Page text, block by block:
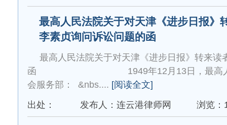
最高人民法院关于对天津《进步日报》
李素贞询问诉讼问题的函
最高人民法院关于对天津《进步日报》转来读
函 1949年12月13日，最高人民
会服务部： &nbs.... [阅读全文]
出处：
发布人：连云港律师网 浏览：